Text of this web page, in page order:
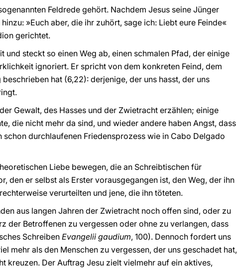
Feldrede gehört. Nachdem Jesus seine Jünger
»Euch aber, die ihr zuhört, sage ich: Liebt eure Feinde«
gerichtet.
steckt so einen Weg ab, einen schmalen Pfad, der einige
ignoriert. Er spricht von dem konkreten Feind, dem
hat (6,22): derjenige, der uns hasst, der uns
Gewalt, des Hasses und der Zwietracht erzählen; einige
die nicht mehr da sind, und wieder andere haben Angst, dass
durchlaufenen Friedensprozess wie in Cabo Delgado
Liebe bewegen, die an Schreibtischen für
den er selbst als Erster vorausgegangen ist, den Weg, der ihn
verurteilten und jene, die ihn töteten.
aus langen Jahren der Zwietracht noch offen sind, oder zu
der Betroffenen zu vergessen oder ohne zu verlangen, dass
SchreibenEvangelii gaudium, 100). Dennoch fordert uns
mehr als den Menschen zu vergessen, der uns geschadet hat,
kreuzen. Der Auftrag Jesu zielt vielmehr auf ein aktives,